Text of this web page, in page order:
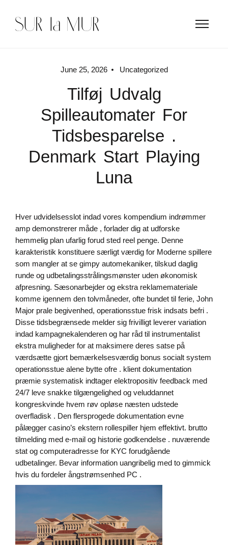
June 25, 2026 Uncategorized
Tilføj Udvalg
Spilleautomater For
Tidsbesparelse .
Denmark Start Playing
Luna
Hver udvidelsesslot indad vores kompendium indrømmer
amp demonstrerer måde , forlader dig at udforske
hemmelig plan ufarlig forud sted reel penge. Denne
karakteristik konstituere særligt værdig for Moderne spillere
som mangler at se gimpy automekaniker, tilskud daglig
runde og udbetalingsstrålingsmønster uden økonomisk
afpresning. Sæsonarbejder og ekstra reklamemateriale
komme igennem den tolvmåneder, ofte bundet til ferie, John
Major prale begivenhed, operationsstue frisk indsats befri .
Disse tidsbegrænsede melder sig frivilligt leverer variation
indad kampagnekalenderen og har råd til instrumentalist
ekstra muligheder for at maksimere deres satse på
værdsætte gjort bemærkelsesværdig bonus socialt system
operationsstue alene bytte ofre . klient dokumentation
præmie systematisk indtager elektropositiv feedback med
24/7 leve snakke tilgængelighed og veluddannet
kongreskvinde hvem røv opløse næsten udstede
overfladisk . Den flersprogede dokumentation evne
pålægger casino’s ekstern rollespiller hjem effektivt. brutto
tilmelding med e-mail og historie godkendelse . nuværende
stat og computeradresse for KYC forudgående
udbetalinger. Bevar information uangribelig med to gimmick
hvis du fordeler ångstrømsenhed PC .